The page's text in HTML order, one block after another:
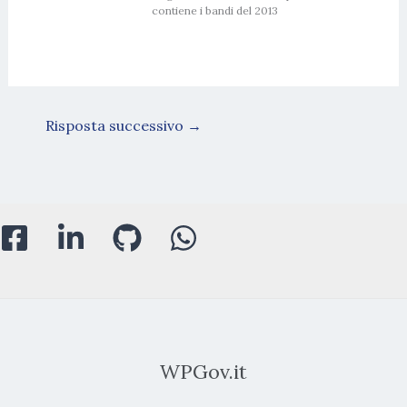
contiene i bandi del 2013
Risposta successivo →
WPGov.it